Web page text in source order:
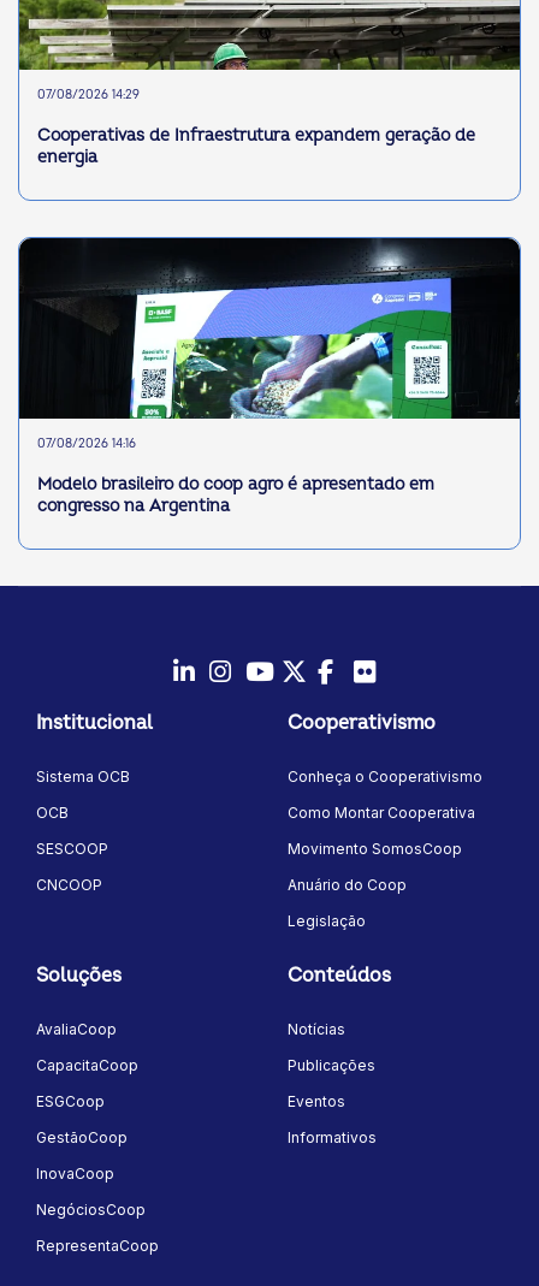
07/08/2026 14:29
Cooperativas de Infraestrutura expandem geração de
energia
07/08/2026 14:16
Modelo brasileiro do coop agro é apresentado em
congresso na Argentina
Instagram
YoutubeTwitter/X
Facebook
Institucional
Sistema OCB
OCB
SESCOOP
CNCOOP
Cooperativismo
Conheça o Cooperativismo
Como Montar Cooperativa
Movimento SomosCoop
Anuário do Coop
Legislação
Soluções
AvaliaCoop
CapacitaCoop
ESGCoop
GestãoCoop
InovaCoop
NegóciosCoop
RepresentaCoop
Conteúdos
Notícias
Publicações
Eventos
Informativos